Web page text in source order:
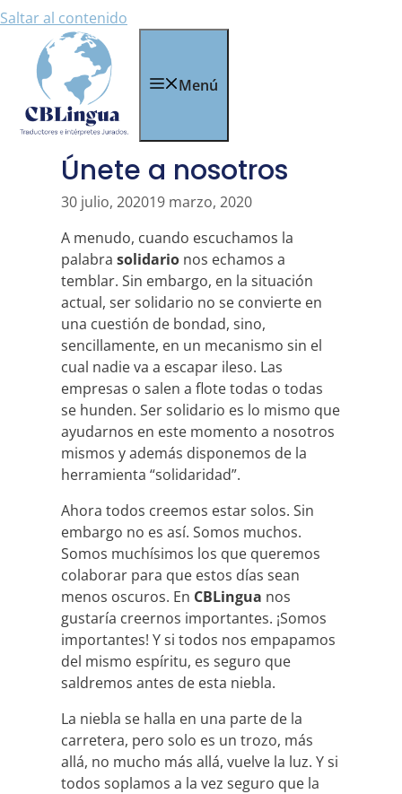
Saltar al contenido
Menú
Únete a nosotros
30 julio, 202019 marzo, 2020
A menudo, cuando escuchamos la
palabra solidario nos echamos a
temblar. Sin embargo, en la situación
actual, ser solidario no se convierte en
una cuestión de bondad, sino,
sencillamente, en un mecanismo sin el
cual nadie va a escapar ileso. Las
empresas o salen a flote todas o todas
se hunden. Ser solidario es lo mismo que
ayudarnos en este momento a nosotros
mismos y además disponemos de la
herramienta “solidaridad”.
Ahora todos creemos estar solos. Sin
embargo no es así. Somos muchos.
Somos muchísimos los que queremos
colaborar para que estos días sean
menos oscuros. En CBLingua nos
gustaría creernos importantes. ¡Somos
importantes! Y si todos nos empapamos
del mismo espíritu, es seguro que
saldremos antes de esta niebla.
La niebla se halla en una parte de la
carretera, pero solo es un trozo, más
allá, no mucho más allá, vuelve la luz. Y si
todos soplamos a la vez seguro que la